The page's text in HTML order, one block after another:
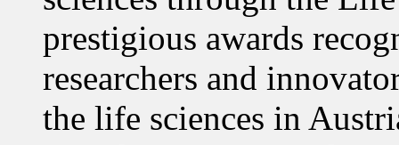
prestigious awards
researchers and
the life sciences in